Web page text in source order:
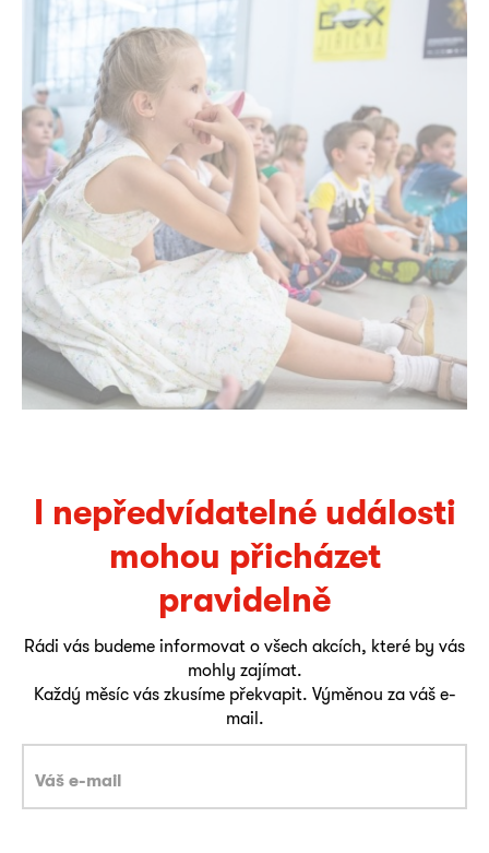
I nepředvídatelné události
mohou přicházet
pravidelně
Rádi vás budeme informovat o všech akcích, které by vás
mohly zajímat.
Každý měsíc vás zkusíme překvapit. Výměnou za váš e-
mail.